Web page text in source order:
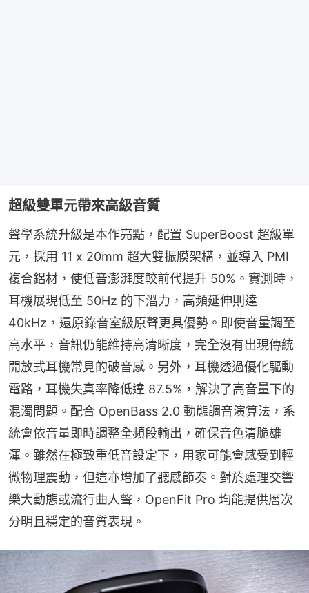
超級雙單元帶來高級音質
聲學系統升級是本作亮點，配置 SuperBoost 超級單
元，採用 11 x 20mm 超大雙振膜架構，並導入 PMI
複合鋁材，使低音澎湃度較前代提升 50%。實測時，
耳機展現低至 50Hz 的下潛力，高頻延伸則達
40kHz，還原錄音室級原聲更具優勢。即使音量調至
高水平，音訊仍能維持高清晰度，完全沒有出現傳統
開放式耳機常見的破音感。另外，耳機透過優化驅動
電路，耳機失真率降低達 87.5%，解決了高音量下的
混濁問題。配合 OpenBass 2.0 動態調音演算法，系
統會依音量即時調整全頻段輸出，確保音色清脆雄
渾。雖然在極致重低音設定下，用家可能會感受到輕
微物理震動，但這亦增加了聽感節奏。對於處理交響
樂大動態或流行曲人聲，OpenFit Pro 均能提供層次
分明且穩定的音質表現。